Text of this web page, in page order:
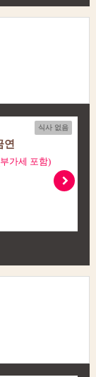
식사 없음
연
가세 포함)